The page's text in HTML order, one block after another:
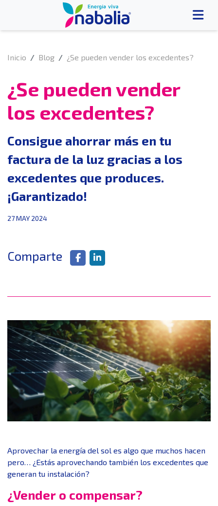
Inicio Blog ¿Se pueden vender los excedentes?
¿Se pueden vender
los excedentes?
Consigue ahorrar más en tu
factura de la luz gracias a los
excedentes que produces.
¡Garantizado!
27 MAY 2024
Comparte
Aprovechar la energía del sol es algo que muchos hacen
pero… ¿Estás aprovechando también los excedentes que
generan tu instalación?
¿Vender o compensar?